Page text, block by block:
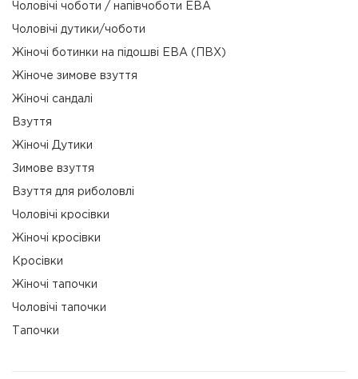
Чоловічі чоботи / напівчоботи ЕВА
Чоловічі дутики/чоботи
Жіночі ботинки на підошві ЕВА (ПВХ)
Жіноче зимове взуття
Жіночі сандалі
Взуття
Жіночі Дутики
Зимове взуття
Взуття для риболовлі
Чоловічі кросівки
Жіночі кросівки
Кросівки
Жіночі тапочки
Чоловічі тапочки
Тапочки